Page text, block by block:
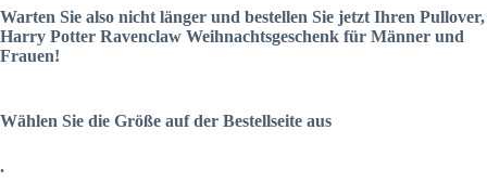
Warten Sie also nicht länger und bestellen Sie jetzt Ihren Pullover,
Harry Potter Ravenclaw Weihnachtsgeschenk für Männer und
Frauen!
Wählen Sie die Größe auf der Bestellseite aus
.